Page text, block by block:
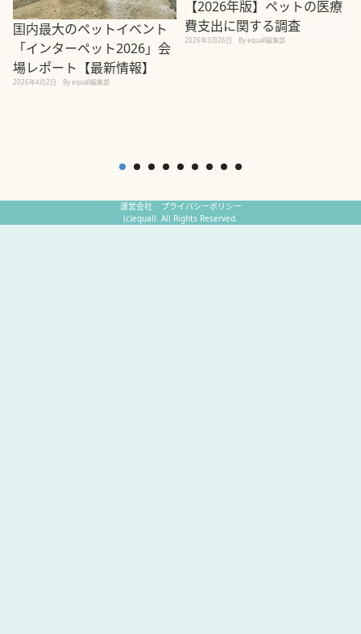
国内最大のペットイベント
「インターペット2026」会
場レポート【最新情報】
2026年4月2日 By equall編集部
【2026年版】ペットの医療
費支出に関する調査
2026年3月26日 By equall編集部
運営会社
プライバシーポリシー
(c)equall. All Rights Reserved.